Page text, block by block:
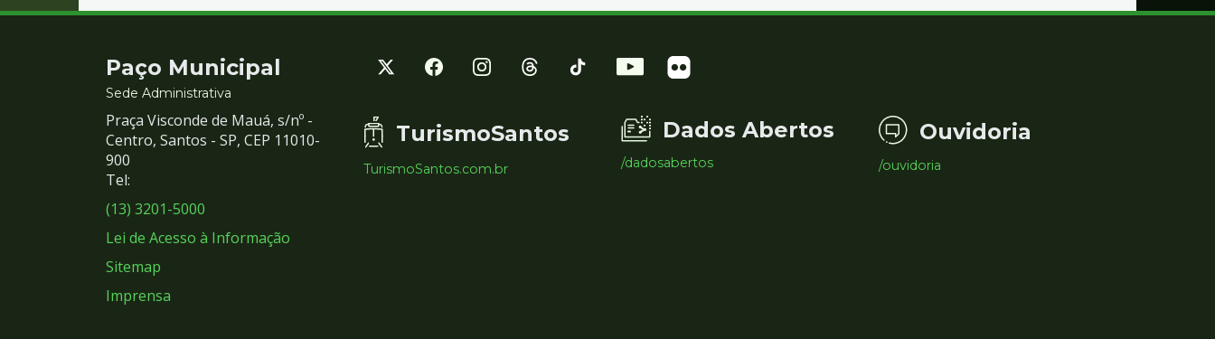
Contato
e
Redes
Sociais
Paço Municipal
Sede Administrativa
Praça Visconde de Mauá, s/nº -
Centro, Santos - SP, CEP 11010-
900
Tel:
(13) 3201-5000
Lei de Acesso à Informação
Sitemap
Imprensa
TurismoSantos
TurismoSantos.com.br
Dados Abertos
/dadosabertos
Ouvidoria
/ouvidoria